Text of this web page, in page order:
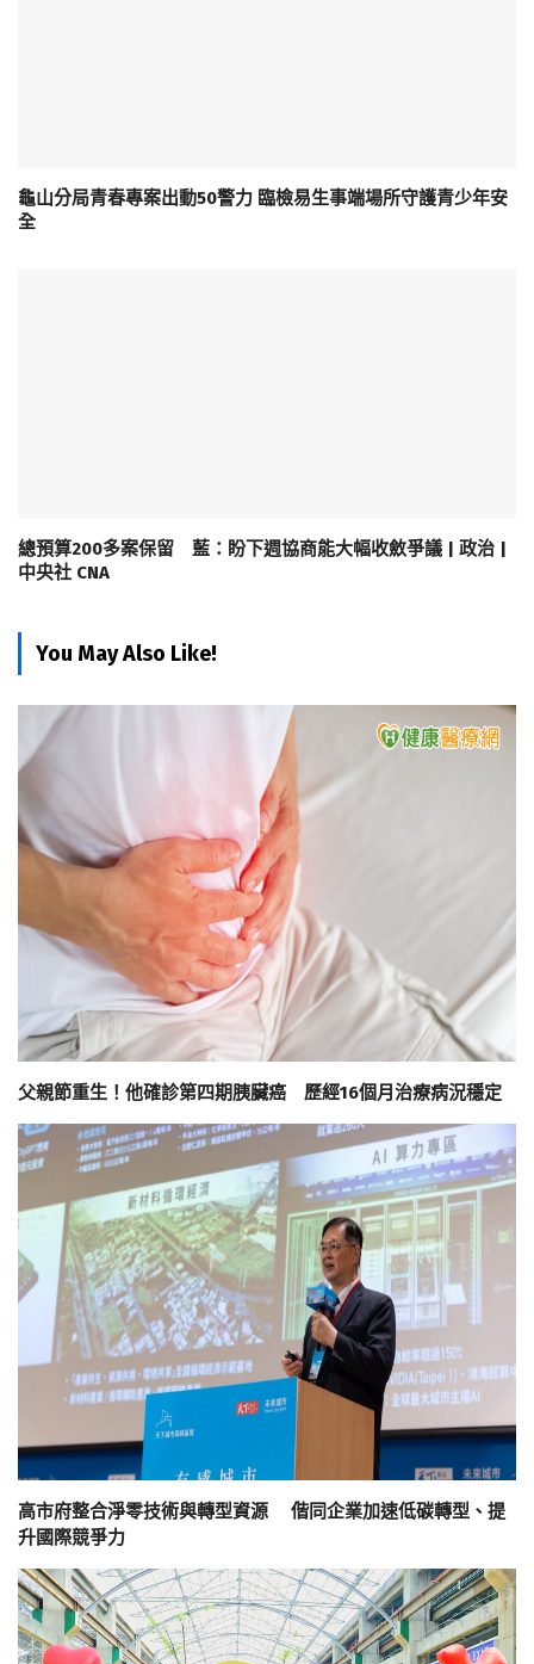
龜山分局青春專案出動50警力 臨檢易生事端場所守護青少年安
全
總預算200多案保留 藍：盼下週協商能大幅收斂爭議 | 政治 |
中央社 CNA
You May Also Like!
父親節重生！他確診第四期胰臟癌 歷經16個月治療病況穩定
高市府整合淨零技術與轉型資源 偕同企業加速低碳轉型、提
升國際競爭力